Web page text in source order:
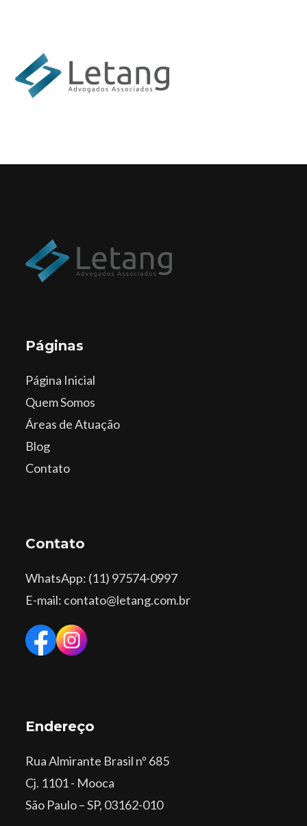
Páginas
Página Inicial
Quem Somos
Áreas de Atuação
Blog
Contato
Contato
WhatsApp: (11) 97574-0997
E-mail: contato@letang.com.br
Endereço
Rua Almirante Brasil nº 685
Cj. 1101 - Mooca
São Paulo – SP, 03162-010